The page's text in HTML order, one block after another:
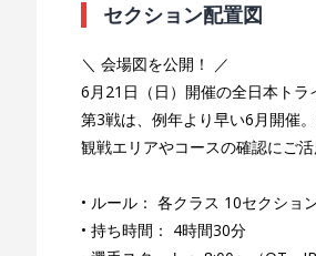
セクション配置図
＼ 会場図を公開！ ／
6月21日（日）開催の全日本ト
第3戦は、例年より早い6月開催
観戦エリアやコースの確認にご活
• ルール： 各クラス 10セクショ
• 持ち時間： 4時間30分